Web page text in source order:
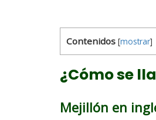
Contenidos [mostrar]
¿Cómo se
Mejillón en